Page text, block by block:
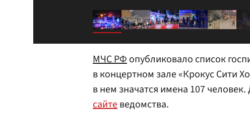
МЧС РФопубликовало список
в концертном зале «Крокус Сити
в нем значатся имена 107
сайтеведомства.